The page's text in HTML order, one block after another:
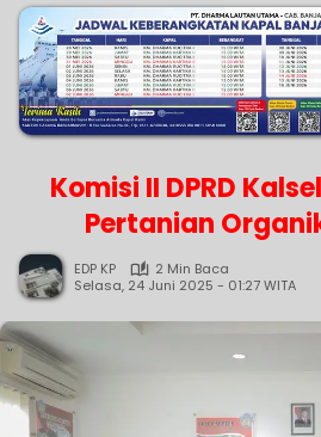
Komisi II DPRD
Pertanian
EDP KP
2 Min Baca
Selasa, 24 Juni 2025 - 01:27 WITA